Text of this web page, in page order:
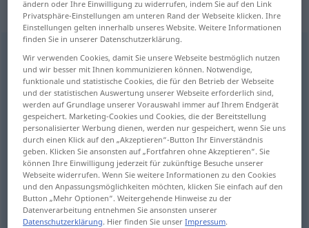
„convenance“: féminin
Übersicht aller Übersetzungen
(Für mehr Details die Übersetzung anklicken/antippen)
Anstandsregeln... etwas...
Vernunftehe... unschicklich...
die Anstandsregeln...
ändern oder Ihre Einwilligung zu widerrufen, indem Sie auf den Link
Privatsphäre-Einstellungen am unteren Rand der Webseite klicken. Ihre
Einstellungen gelten innerhalb unseres Website. Weitere Informationen
finden Sie in unserer Datenschutzerklärung.
Wir verwenden Cookies, damit Sie unsere Webseite bestmöglich nutzen
und wir besser mit Ihnen kommunizieren können. Notwendige,
funktionale und statistische Cookies, die für den Betrieb der Webseite
und der statistischen Auswertung unserer Webseite erforderlich sind,
werden auf Grundlage unserer Vorauswahl immer auf Ihrem Endgerät
gespeichert. Marketing-Cookies und Cookies, die der Bereitstellung
personalisierter Werbung dienen, werden nur gespeichert, wenn Sie uns
durch einen Klick auf den „Akzeptieren“-Button Ihr Einverständnis
geben. Klicken Sie ansonsten auf „Fortfahren ohne Akzeptieren“. Sie
können Ihre Einwilligung jederzeit für zukünftige Besuche unserer
Webseite widerrufen. Wenn Sie weitere Informationen zu den Cookies
und den Anpassungsmöglichkeiten möchten, klicken Sie einfach auf den
Button „Mehr Optionen“. Weitergehende Hinweise zu der
Datenverarbeitung entnehmen Sie ansonsten unserer
Datenschutzerklärung. Hier finden Sie unserImpressum.